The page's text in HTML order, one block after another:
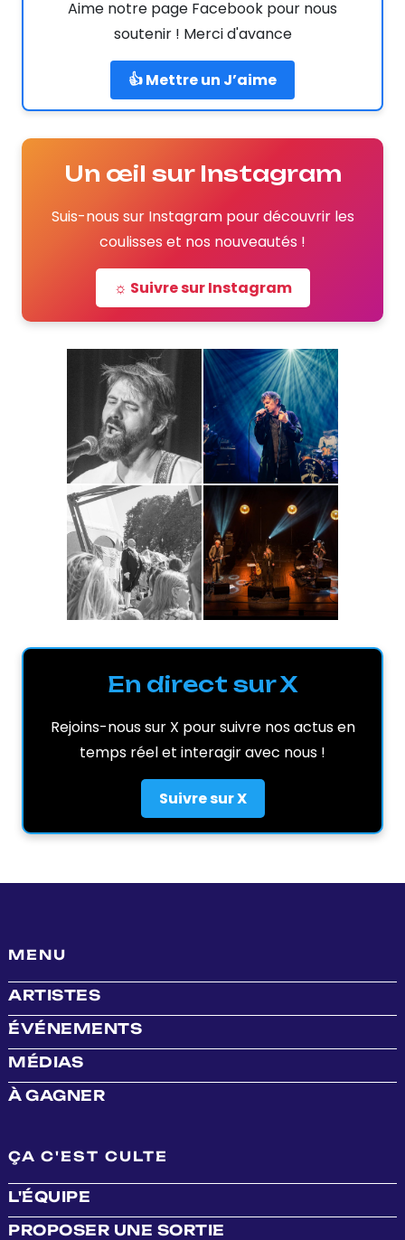
Aime notre page Facebook pour nous
soutenir ! Merci d'avance
👍 Mettre un J’aime
Un œil sur Instagram
Suis-nous sur Instagram pour découvrir les
coulisses et nos nouveautés !
☼ Suivre sur Instagram
En direct sur X
Rejoins-nous sur X pour suivre nos actus en
temps réel et interagir avec nous !
Suivre sur X
MENU
ARTISTES
ÉVÉNEMENTS
MÉDIAS
À GAGNER
ÇA C'EST CULTE
L'ÉQUIPE
PROPOSER UNE SORTIE